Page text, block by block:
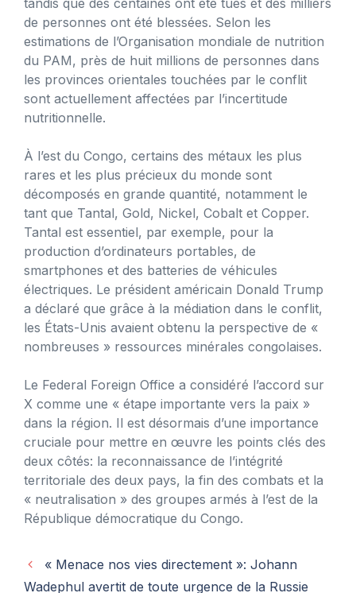
de personnes ont été blessées. Selon les
estimations de l’Organisation mondiale de nutrition
du PAM, près de huit millions de personnes dans
les provinces orientales touchées par le conflit
sont actuellement affectées par l’incertitude
nutritionnelle.
À l’est du Congo, certains des métaux les plus
rares et les plus précieux du monde sont
décomposés en grande quantité, notamment le
tant que Tantal, Gold, Nickel, Cobalt et Copper.
Tantal est essentiel, par exemple, pour la
production d’ordinateurs portables, de
smartphones et des batteries de véhicules
électriques. Le président américain Donald Trump
a déclaré que grâce à la médiation dans le conflit,
les États-Unis avaient obtenu la perspective de «
nombreuses » ressources minérales congolaises.
Le Federal Foreign Office a considéré l’accord sur
X comme une « étape importante vers la paix »
dans la région. Il est désormais d’une importance
cruciale pour mettre en œuvre les points clés des
deux côtés: la reconnaissance de l’intégrité
territoriale des deux pays, la fin des combats et la
« neutralisation » des groupes armés à l’est de la
République démocratique du Congo.
« Menace nos vies directement »: Johann
Wadephul avertit de toute urgence de la Russie